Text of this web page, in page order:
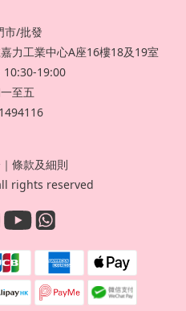
市/批發
力工業中心A座16樓18及19室
10:30-19:00
至五
｜ 條款及細則
rights reserved